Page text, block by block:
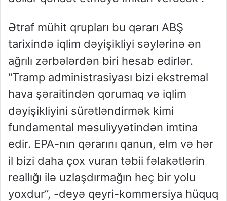
Ətraf mühit qrupları bu qərarı ABŞ
tarixində iqlim dəyişikliyi səylərinə ən
ağrılı zərbələrdən biri hesab edirlər.
“Tramp administrasiyası bizi ekstremal
hava şəraitindən qorumaq və iqlim
dəyişikliyini sürətləndirmək kimi
fundamental məsuliyyətindən imtina
edir. EPA-nın qərarını qanun, elm və hər
il bizi daha çox vuran təbii fəlakətlərin
reallığı ilə uzlaşdırmağın heç bir yolu
yoxdur”, -deyə qeyri-kommersiya hüquq